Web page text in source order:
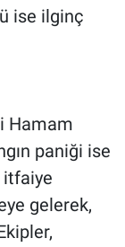
ise ilginç
Hamam
paniği ise
itfaiye
gelerek,